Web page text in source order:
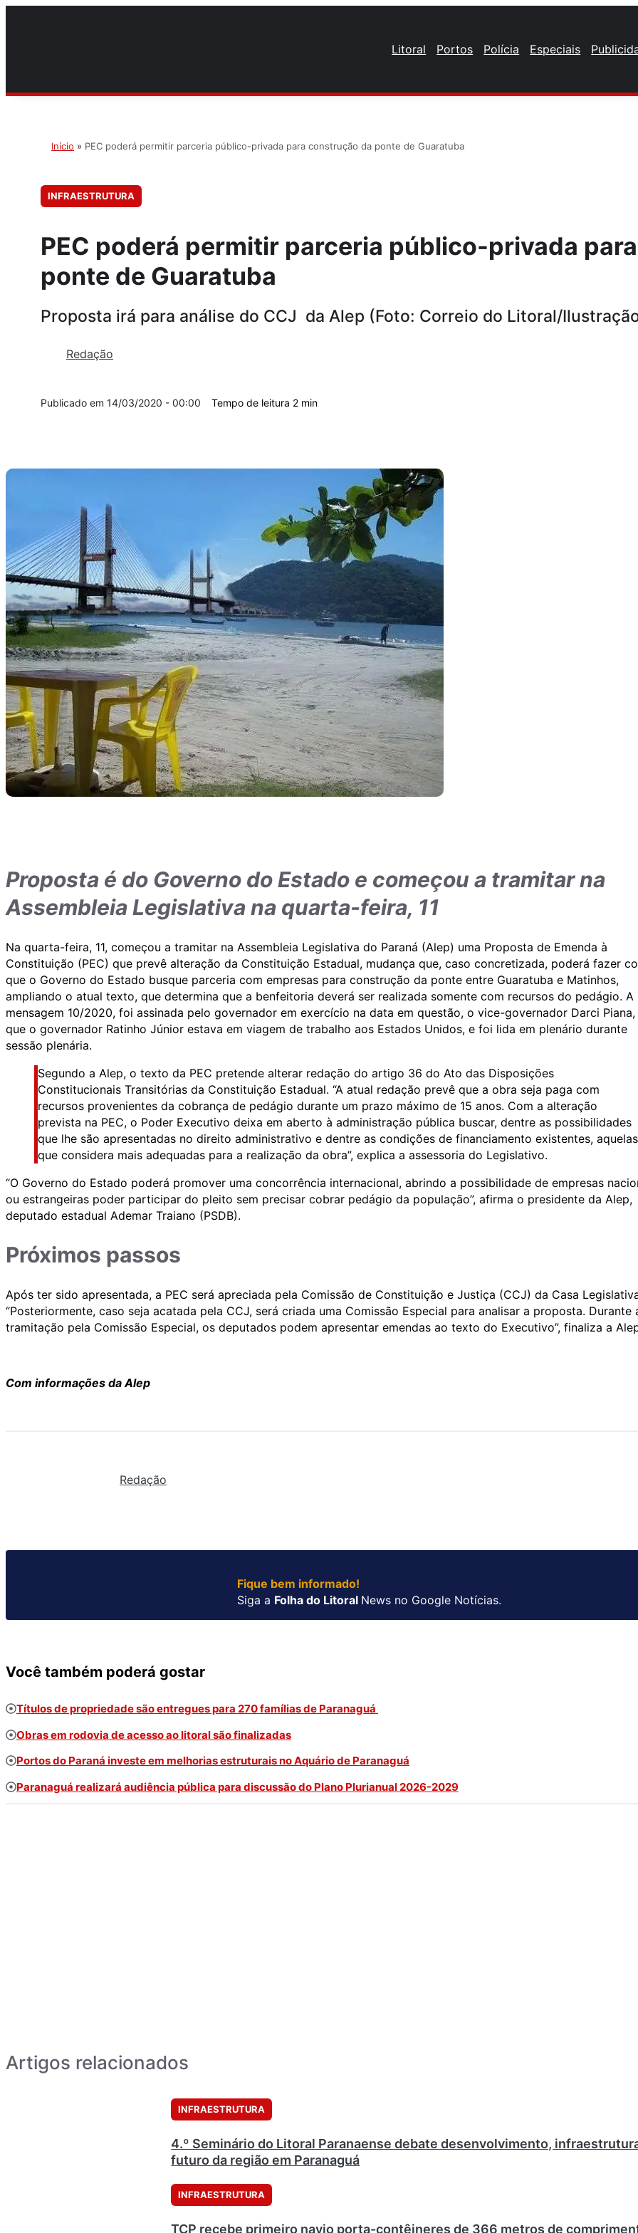
Litoral Portos Polícia Especiais
Início » PEC poderá permitir parceria público-privada para construção da ponte de Guaratuba
INFRAESTRUTURA
PEC poderá permitir parceria público-privada
ponte de Guaratuba
Proposta irá para análise do CCJ da Alep (Foto: Correio do Litoral/
Redação
14/03/2020 - 00:00
Proposta é do Governo do Estado e começou a tramitar na
Assembleia Legislativa na quarta-feira, 11
Na quarta-feira, 11, começou a tramitar na Assembleia Legislativa do Paraná (Alep) uma Proposta de Emenda à
Constituição (PEC) que prevê alteração da Constituição Estadual, mudança que, caso concretizada, poderá fazer
que o Governo do Estado busque parceria com empresas para construção da ponte entre Guaratuba e Matinhos,
ampliando o atual texto, que determina que a benfeitoria deverá ser realizada somente com recursos do pedágio. A
mensagem 10/2020, foi assinada pelo governador em exercício na data em questão, o vice-governador Darci
que o governador Ratinho Júnior estava em viagem de trabalho aos Estados Unidos, e foi lida em plenário durante
sessão plenária.
Segundo a Alep, o texto da PEC pretende alterar redação do artigo 36 do Ato das Disposições
Constitucionais Transitórias da Constituição Estadual. “A atual redação prevê que a obra seja paga com
recursos provenientes da cobrança de pedágio durante um prazo máximo de 15 anos. Com a alteração
prevista na PEC, o Poder Executivo deixa em aberto à administração pública buscar, dentre as possibilidades
que lhe são apresentadas no direito administrativo e dentre as condições de financiamento existentes, aquelas
que considera mais adequadas para a realização da obra”, explica a assessoria do Legislativo.
“O Governo do Estado poderá promover uma concorrência internacional, abrindo a possibilidade de empresas
ou estrangeiras poder participar do pleito sem precisar cobrar pedágio da população”, afirma o presidente da Alep,
deputado estadual Ademar Traiano (PSDB).
Próximos passos
Após ter sido apresentada, a PEC será apreciada pela Comissão de Constituição e Justiça (CCJ) da Casa
“Posteriormente, caso seja acatada pela CCJ, será criada uma Comissão Especial para analisar a proposta. Durante
tramitação pela Comissão Especial, os deputados podem apresentar emendas ao texto do Executivo”, finaliza a
Com informações da Alep
Redação
Fique bem informado!
Siga a Folha do Litoral News no Google Notícias.
Você também poderá gostar
Títulos de propriedade são entregues para 270 famílias de Paranaguá
Obras em rodovia de acesso ao litoral são finalizadas
Portos do Paraná investe em melhorias estruturais no Aquário de Paranaguá
Paranaguá realizará audiência pública para discussão do Plano Plurianual 2026-2029
Artigos relacionados
INFRAESTRUTURA
4.º Seminário do Litoral Paranaense debate desenvolvimento,
futuro da região em Paranaguá
INFRAESTRUTURA
TCP recebe primeiro navio porta-contêineres de 366 metros de